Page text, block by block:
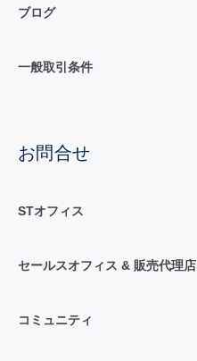
ブログ
一般取引条件
お問合せ
STオフィス
セールスオフィス & 販売代理店
コミュニティ